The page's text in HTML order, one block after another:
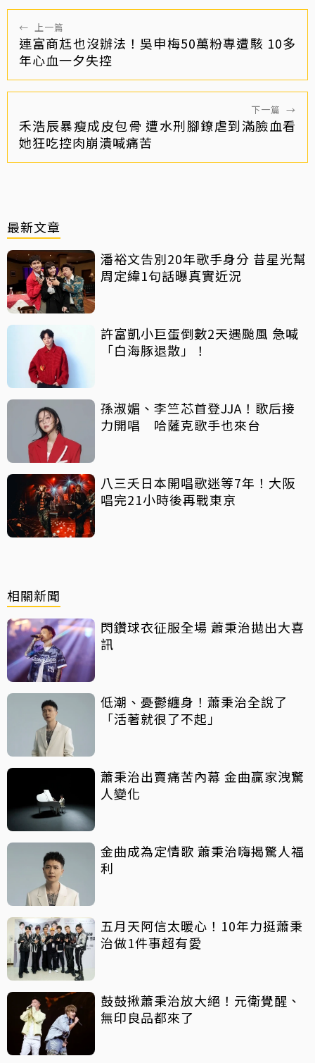
← 上一篇
連富商尪也沒辦法！吳申梅50萬粉專遭駭 10多
年心血一夕失控
下一篇 →
禾浩辰暴瘦成皮包骨 遭水刑腳鐐虐到滿臉血看
她狂吃控肉崩潰喊痛苦
最新文章
潘裕文告別20年歌手身分 昔星光幫
周定緯1句話曝真實近況
許富凱小巨蛋倒數2天遇颱風 急喊
「白海豚退散」！
孫淑媚、李竺芯首登JJA！歌后接
力開唱 哈薩克歌手也來台
八三夭日本開唱歌迷等7年！大阪
唱完21小時後再戰東京
相關新聞
閃鑽球衣征服全場 蕭秉治拋出大喜
訊
低潮、憂鬱纏身！蕭秉治全說了
「活著就很了不起」
蕭秉治出賣痛苦內幕 金曲贏家洩驚
人變化
金曲成為定情歌 蕭秉治嗨揭驚人福
利
五月天阿信太暖心！10年力挺蕭秉
治做1件事超有愛
鼓鼓揪蕭秉治放大絕！元衛覺醒、
無印良品都來了